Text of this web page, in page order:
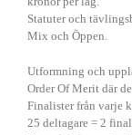
Statuter och
Mix och Öppen.
Utformning och
Order Of Merit där
Finalister från varje
25 deltagare = 2